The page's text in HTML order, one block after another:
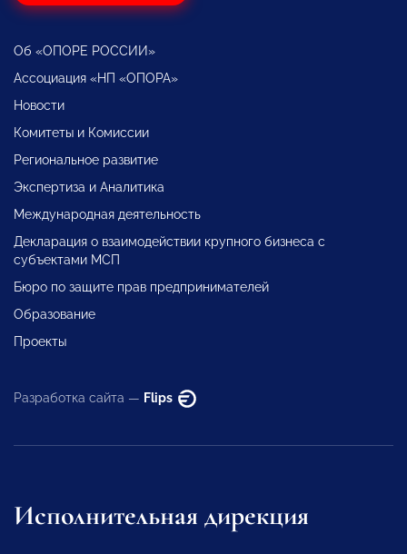
Об «ОПОРЕ РОССИИ»
Ассоциация «НП «ОПОРА»
Новости
Комитеты и Комиссии
Региональное развитие
Экспертиза и Аналитика
Международная деятельность
Декларация о взаимодействии крупного бизнеса с
субъектами МСП
Бюро по защите прав предпринимателей
Образование
Проекты
Разработка сайта — Flips
Исполнительная дирекция